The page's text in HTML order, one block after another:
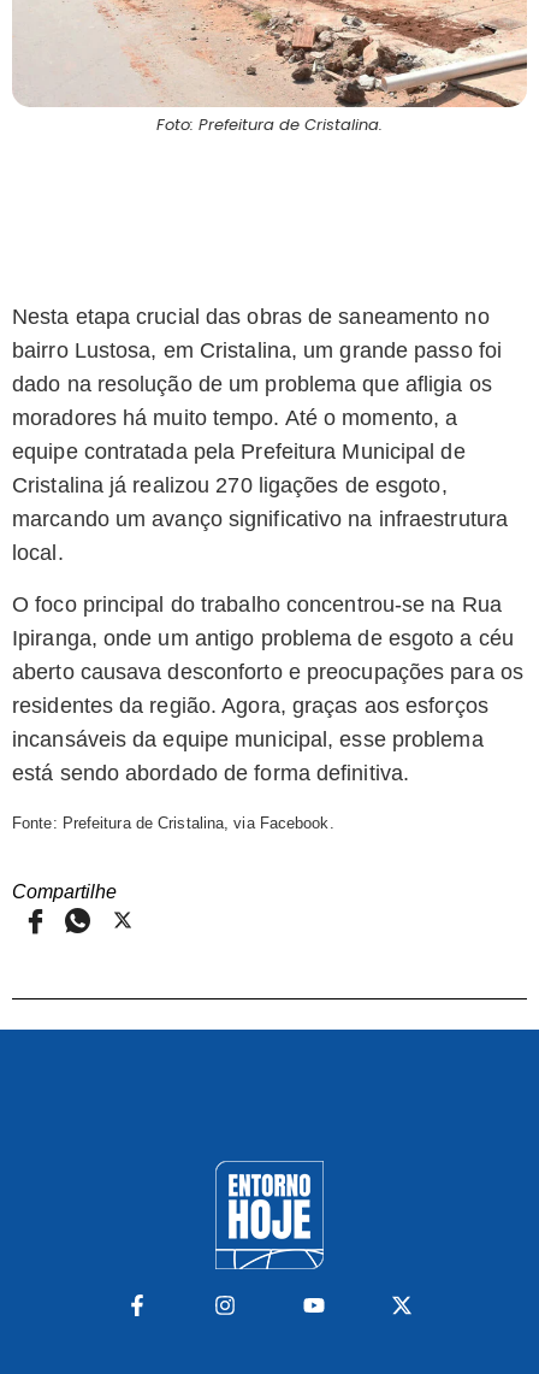
Foto: Prefeitura de Cristalina.
Nesta etapa crucial das obras de saneamento no
bairro Lustosa, em Cristalina, um grande passo foi
dado na resolução de um problema que afligia os
moradores há muito tempo. Até o momento, a
equipe contratada pela Prefeitura Municipal de
Cristalina já realizou 270 ligações de esgoto,
marcando um avanço significativo na infraestrutura
local.
O foco principal do trabalho concentrou-se na Rua
Ipiranga, onde um antigo problema de esgoto a céu
aberto causava desconforto e preocupações para os
residentes da região. Agora, graças aos esforços
incansáveis da equipe municipal, esse problema
está sendo abordado de forma definitiva.
Fonte: Prefeitura de Cristalina, via Facebook.
Compartilhe